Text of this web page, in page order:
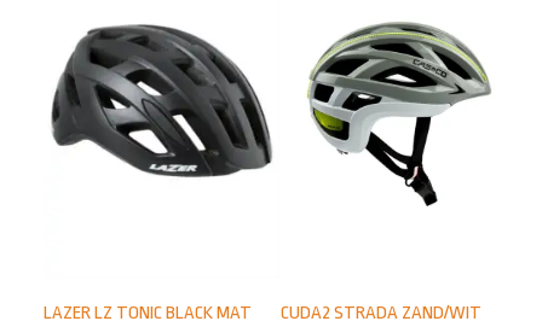
CUDA2 STRADA ZAND/WIT
LAZER LZ TONIC BLACK MAT